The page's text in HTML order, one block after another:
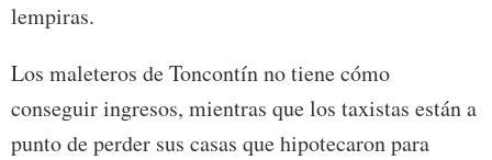
lempiras.
Los maleteros de Toncontín no tiene cómo
conseguir ingresos, mientras que los taxistas están a
punto de perder sus casas que hipotecaron para